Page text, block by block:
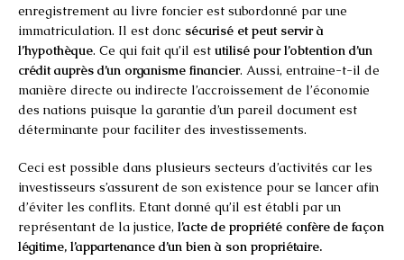
enregistrement au livre foncier est subordonné par une
immatriculation. Il est donc sécurisé et peut servir à
l’hypothèque. Ce qui fait qu’il est utilisé pour l’obtention d’un
crédit auprès d’un organisme financier. Aussi, entraine-t-il de
manière directe ou indirecte l’accroissement de l’économie
des nations puisque la garantie d’un pareil document est
déterminante pour faciliter des investissements.
Ceci est possible dans plusieurs secteurs d’activités car les
investisseurs s’assurent de son existence pour se lancer afin
d’éviter les conflits. Etant donné qu’il est établi par un
représentant de la justice, l’acte de propriété confère de façon
légitime, l’appartenance d’un bien à son propriétaire.